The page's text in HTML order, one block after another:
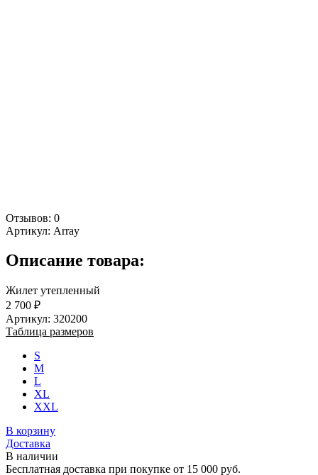
Отзывов: 0
Артикул: Array
Описание товара:
Жилет утепленный
2 700 ₽
Артикул: 320200
Таблица размеров
S
M
L
XL
XXL
В корзину
Доставка
В наличии
Бесплатная доставка при покупке от 15 000 руб.